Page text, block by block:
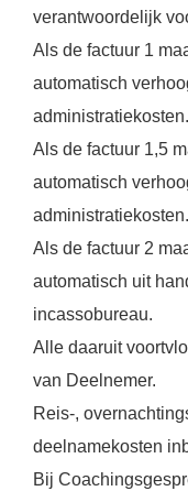
verantwoordelijk
Als de factuur 1
automatisch
administratiekosten.
Als de factuur 1,5
automatisch
administratiekosten.
Als de factuur 2
automatisch uit
incassobureau.
Alle daaruit
van Deelnemer.
Reis-,
deelnamekosten
Bij